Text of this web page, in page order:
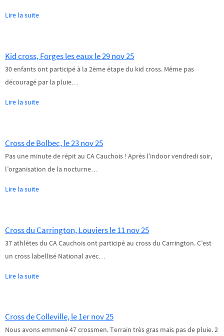
Lire la suite
Kid cross, Forges les eaux le 29 nov 25
30 enfants ont participé à la 2ème étape du kid cross. Même pas
découragé par la pluie…
Lire la suite
Cross de Bolbec, le 23 nov 25
Pas une minute de répit au CA Cauchois ! Après l’indoor vendredi soir,
l’organisation de la nocturne…
Lire la suite
Cross du Carrington, Louviers le 11 nov 25
37 athlètes du CA Cauchois ont participé au cross du Carrington. C’est
un cross labellisé National avec…
Lire la suite
Cross de Colleville, le 1er nov 25
Nous avons emmené 47 crossmen. Terrain très gras mais pas de pluie. 2